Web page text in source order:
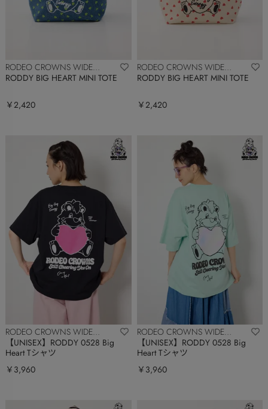
RODEO CROWNS WIDE
BOWL
RODDY BIG HEART MINI TOTE
￥2,420
RODEO CROWNS WIDE
BOWL
RODDY BIG HEART MINI TOTE
￥2,420
RODEO CROWNS WIDE
BOWL
【UNISEX】RODDY 0528 Big
Heart Tシャツ
￥3,960
RODEO CROWNS WIDE
BOWL
【UNISEX】RODDY 0528 Big
Heart Tシャツ
￥3,960